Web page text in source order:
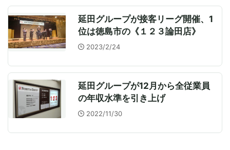
延田グループが接客リーグ開催、1
位は徳島市の《１２３論田店》
2023/2/24
延田グループが12月から全従業員
の年収水準を引き上げ
2022/11/30